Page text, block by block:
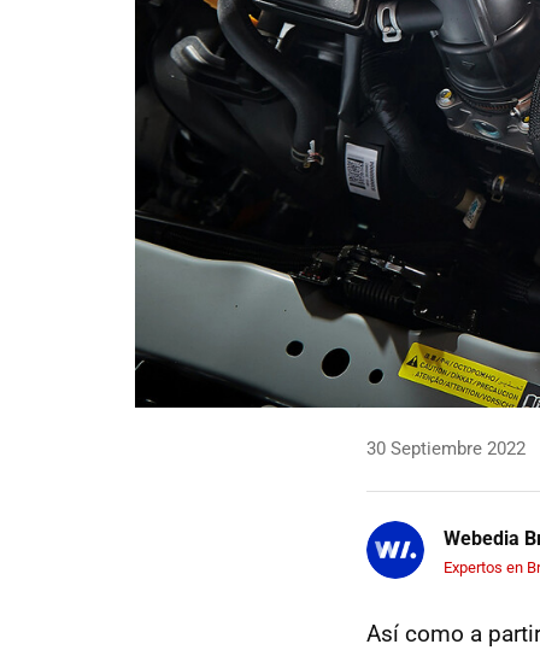
30 Septiembre 2022
Webedia
Expertos en
Así como a